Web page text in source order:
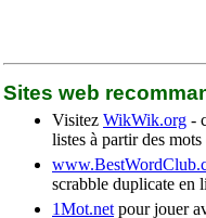
Sites web
Visitez WikWik.org -
listes à partir des
scrabble duplicate en
1Mot.net pour jouer